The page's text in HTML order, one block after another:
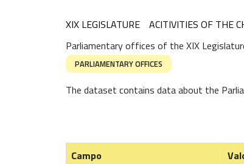
XIX LEGISLATURE
ACITIVITIES OF THE
Parliamentary offices of the XIX
PARLIAMENTARY OFFICES
The dataset contains data about the
Campo